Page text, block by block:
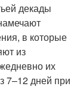
декады
в которые
из
их
7–12 дней при